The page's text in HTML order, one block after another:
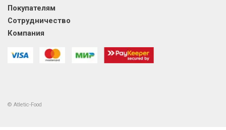
Покупателям
Сотрудничество
Компания
© Atletic-Food